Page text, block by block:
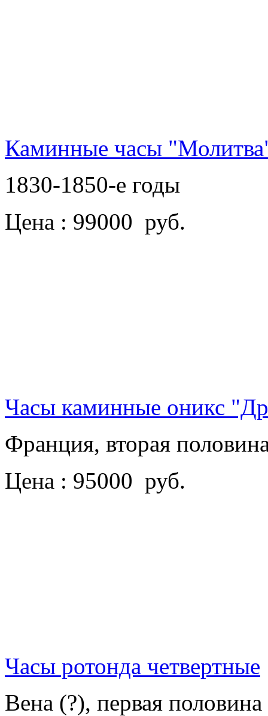
Каминные часы
1830-1850-е годы
Цена : 99000 руб.
Часы каминные оникс
Франция, вторая
Цена : 95000 руб.
Часы ротонда четвертные
Вена (?), первая